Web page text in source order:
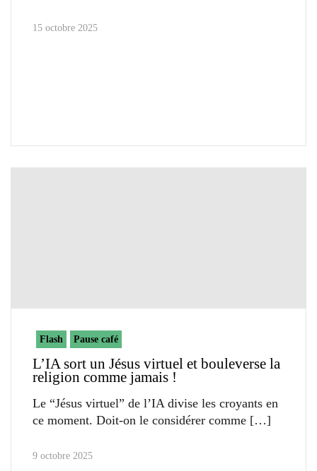
15 octobre 2025
Flash Pause café
L’IA sort un Jésus virtuel et bouleverse la
religion comme jamais !
Le “Jésus virtuel” de l’IA divise les croyants en
ce moment. Doit-on le considérer comme
9 octobre 2025